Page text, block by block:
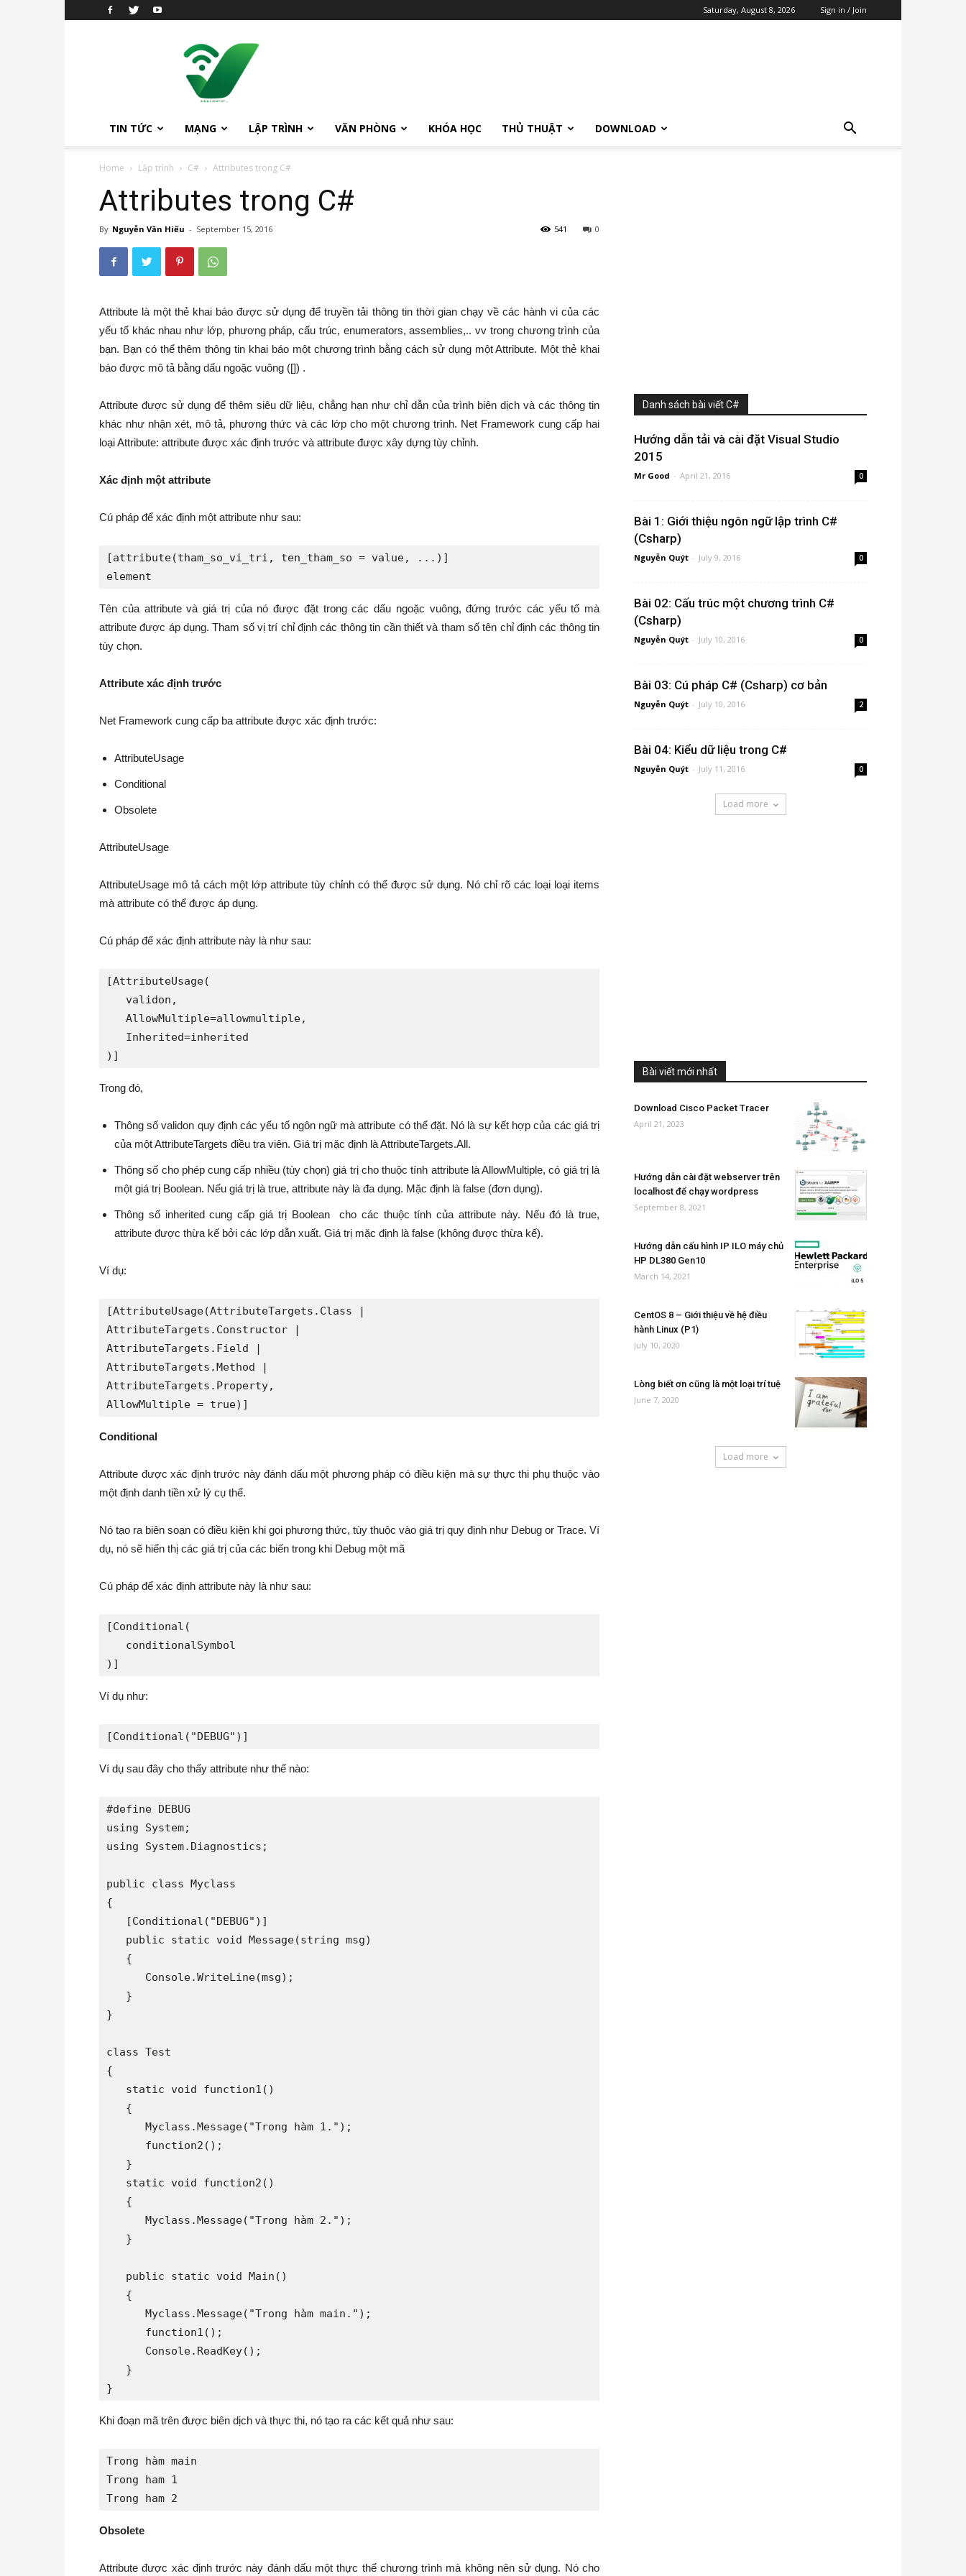
Saturday, August 8, 2026 Sign in / Join
sinhvientot.net
TIN TỨC MẠNG LẬP TRÌNH VĂN PHÒNG KHÓA HỌC THỦ THUẬT DOWNLOAD
Home Lập trình C# Attributes trong C#
Attributes trong C#
By Nguyễn Văn Hiếu - September 15, 2016 0
541
Attribute là một thẻ khai báo được sử dụng để truyền tải thông tin thời gian chạy về các hành vi của các
yếu tố khác nhau như lớp, phương pháp, cấu trúc, enumerators, assemblies,.. vv trong chương trình của
bạn. Bạn có thể thêm thông tin khai báo một chương trình bằng cách sử dụng một Attribute. Một thẻ khai
báo được mô tả bằng dấu ngoặc vuông ([]) .
Attribute được sử dụng để thêm siêu dữ liệu, chẳng hạn như chỉ dẫn của trình biên dịch và các thông tin
khác như nhận xét, mô tả, phương thức và các lớp cho một chương trình. Net Framework cung cấp hai
loại Attribute: attribute được xác định trước và attribute được xây dựng tùy chỉnh.
Xác định một attribute
Cú pháp để xác định một attribute như sau:
[attribute(tham_so_vi_tri, ten_tham_so = value, ...)]
element
Tên của attribute và giá trị của nó được đặt trong các dấu ngoặc vuông, đứng trước các yếu tố mà
attribute được áp dụng. Tham số vị trí chỉ định các thông tin cần thiết và tham số tên chỉ định các thông tin
tùy chọn.
Attribute xác định trước
Net Framework cung cấp ba attribute được xác định trước:
AttributeUsage
Conditional
Obsolete
AttributeUsage
AttributeUsage mô tả cách một lớp attribute tùy chỉnh có thể được sử dụng. Nó chỉ rõ các loại loại items
mà attribute có thể được áp dụng.
Cú pháp để xác định attribute này là như sau:
[AttributeUsage(
   validon,
   AllowMultiple=allowmultiple,
   Inherited=inherited
)]
Trong đó,
Thông số validon quy định các yếu tố ngôn ngữ mà attribute có thể đặt. Nó là sự kết hợp của các giá trị
của một AttributeTargets điều tra viên. Giá trị mặc định là AttributeTargets.All.
Thông số cho phép cung cấp nhiều (tùy chọn) giá trị cho thuộc tính attribute là AllowMultiple, có giá trị là
một giá trị Boolean. Nếu giá trị là true, attribute này là đa dụng. Mặc định là false (đơn dụng).
Thông số inherited cung cấp giá trị Boolean cho các thuộc tính của attribute này. Nếu đó là true,
attribute được thừa kế bởi các lớp dẫn xuất. Giá trị mặc định là false (không được thừa kế).
Ví dụ:
[AttributeUsage(AttributeTargets.Class |
AttributeTargets.Constructor |
AttributeTargets.Field |
AttributeTargets.Method |
AttributeTargets.Property,
AllowMultiple = true)]
Conditional
Attribute được xác định trước này đánh dấu một phương pháp có điều kiện mà sự thực thi phụ thuộc vào
một định danh tiền xử lý cụ thể.
Nó tạo ra biên soạn có điều kiện khi gọi phương thức, tùy thuộc vào giá trị quy định như Debug or Trace. Ví
dụ, nó sẽ hiển thị các giá trị của các biến trong khi Debug một mã
Cú pháp để xác định attribute này là như sau:
[Conditional(
   conditionalSymbol
)]
Ví dụ như:
Ví dụ sau đây cho thấy attribute như thế nào:
#define DEBUG
using System;
using System.Diagnostics;
public class Myclass
{
   [Conditional("DEBUG")]
   public static void Message(string msg)
   {
      Console.WriteLine(msg);
   }
}
class Test
{
   static void function1()
   {
      Myclass.Message("Trong hàm 1.");
      function2();
   }
   static void function2()
   {
      Myclass.Message("Trong hàm 2.");
   }
   public static void Main()
   {
      Myclass.Message("Trong hàm main.");
      function1();
      Console.ReadKey();
   }
}
Khi đoạn mã trên được biên dịch và thực thi, nó tạo ra các kết quả như sau:
Trong hàm main
Trong ham 1
Trong ham 2
Obsolete
Attribute được xác định trước này đánh dấu một thực thể chương trình mà không nên sử dụng. Nó cho
Danh sách bài viết C#
Hướng dẫn tải và cài đặt Visual Studio
2015
Mr Good - April 21, 2016 0
Bài 1: Giới thiệu ngôn ngữ lập trình C#
(Csharp)
Nguyễn Quýt - July 9, 2016 0
Bài 02: Cấu trúc một chương trình C#
(Csharp)
Nguyễn Quýt - July 10, 2016 0
Bài 03: Cú pháp C# (Csharp) cơ bản
Nguyễn Quýt - July 10, 2016 2
Bài 04: Kiểu dữ liệu trong C#
Nguyễn Quýt - July 11, 2016 0
Load more
Bài viết mới nhất
Download Cisco Packet Tracer
April 21, 2023
Hướng dẫn cài đặt webserver trên
localhost để chạy wordpress
September 8, 2021
Hướng dẫn cấu hình IP ILO máy chủ
HP DL380 Gen10
March 14, 2021
CentOS 8 – Giới thiệu về hệ điều
hành Linux (P1)
July 10, 2020
Lòng biết ơn cũng là một loại trí tuệ
June 7, 2020
Load more